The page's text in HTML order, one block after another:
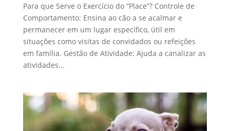
Para que Serve o Exercício do “Place”? Controle de
Comportamento: Ensina ao cão a se acalmar e
permanecer em um lugar específico, útil em
situações como visitas de convidados ou refeições
em família. Gestão de Atividade: Ajuda a canalizar as
atividades...